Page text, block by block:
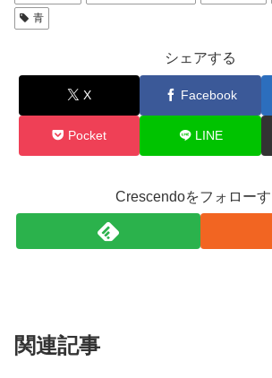
青
シェアする
X Facebook
Pocket LINE
Crescendoをフォローす
関連記事